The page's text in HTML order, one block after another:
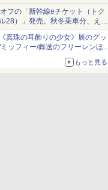
フの「新幹線eチケット（トク
28）」発売。秋冬乗車分、えき
真珠の耳飾りの少女》展のグッ
ッフィー/葬送のフリーレンほ
もっと見る